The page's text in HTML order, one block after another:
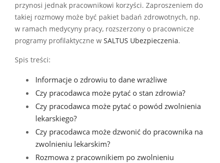
przynosi jednak pracownikowi korzyści. Zaproszeniem do
takiej rozmowy może być pakiet badań zdrowotnych, np.
w ramach medycyny pracy, rozszerzony o pracownicze
programy profilaktyczne w SALTUS Ubezpieczenia.
Spis treści:
Informacje o zdrowiu to dane wrażliwe
Czy pracodawca może pytać o stan zdrowia?
Czy pracodawca może pytać o powód zwolnienia
lekarskiego?
Czy pracodawca może dzwonić do pracownika na
zwolnieniu lekarskim?
Rozmowa z pracownikiem po zwolnieniu